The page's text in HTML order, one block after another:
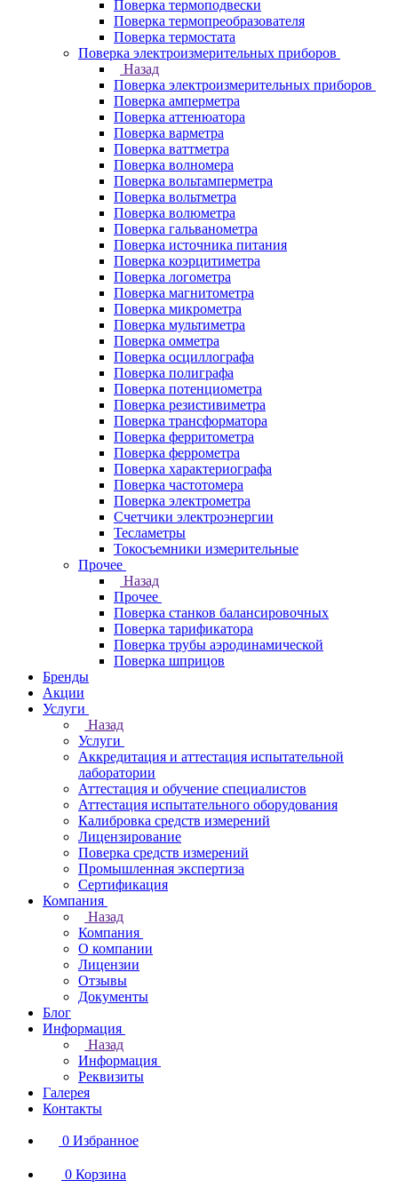
Поверка термоподвески
Поверка термопреобразователя
Поверка термостата
Поверка электроизмерительных приборов
Назад
Поверка электроизмерительных приборов
Поверка амперметра
Поверка аттенюатора
Поверка варметра
Поверка ваттметра
Поверка волномера
Поверка вольтамперметра
Поверка вольтметра
Поверка волюметра
Поверка гальванометра
Поверка источника питания
Поверка коэрцитиметра
Поверка логометра
Поверка магнитометра
Поверка микрометра
Поверка мультиметра
Поверка омметра
Поверка осциллографа
Поверка полиграфа
Поверка потенциометра
Поверка резистивиметра
Поверка трансформатора
Поверка ферритометра
Поверка феррометра
Поверка характериографа
Поверка частотомера
Поверка электрометра
Счетчики электроэнергии
Тесламетры
Токосъемники измерительные
Прочее
Назад
Прочее
Поверка станков балансировочных
Поверка тарификатора
Поверка трубы аэродинамической
Поверка шприцов
Бренды
Акции
Услуги
Назад
Услуги
Аккредитация и аттестация испытательной
лаборатории
Аттестация и обучение специалистов
Аттестация испытательного оборудования
Калибровка средств измерений
Лицензирование
Поверка средств измерений
Промышленная экспертиза
Сертификация
Компания
Назад
Компания
О компании
Лицензии
Отзывы
Документы
Блог
Информация
Назад
Информация
Реквизиты
Галерея
Контакты
0 Избранное
0 Корзина